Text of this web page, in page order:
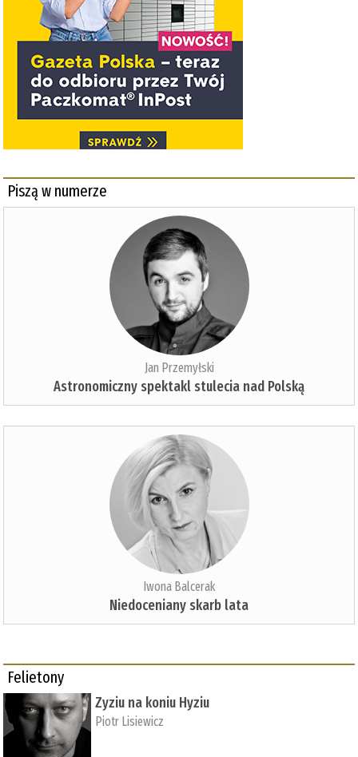
Piszą w numerze
Jan Przemyłski
Astronomiczny spektakl stulecia nad Polską
Iwona Balcerak
Niedoceniany skarb lata
Felietony
Zyziu na koniu Hyziu
Piotr Lisiewicz